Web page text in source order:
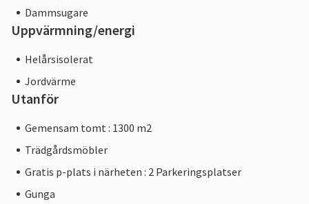
Dammsugare
Uppvärmning/energi
Helårsisolerat
Jordvärme
Utanför
Gemensam tomt : 1300 m2
Trädgårdsmöbler
Gratis p-plats i närheten : 2 Parkeringsplatser
Gunga